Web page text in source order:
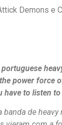
Demons e
portuguese
power force
to listen to
banda de